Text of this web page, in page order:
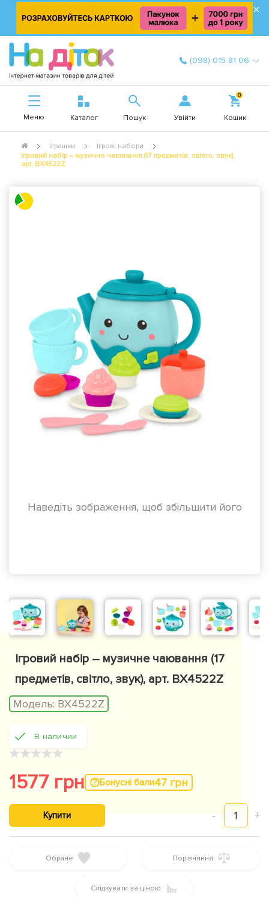
×
(098) 015 81 06
Меню Каталог Пошук Увійти
0
Кошик
Іграшки
Ігрові набори
Ігровий набір – музичне чаювання (17 предметів, світло, звук),
арт. BX4522Z
Наведіть зображення, щоб збільшити його
Ігровий набір – музичне чаювання (17
предметів, світло, звук), арт. BX4522Z
Модель: BX4522Z
В наличии
★★★★★
1577 грн Бонусні бали47 грн
- 1 +
Купити
Обране Порівняння
Слідкувати за ціною